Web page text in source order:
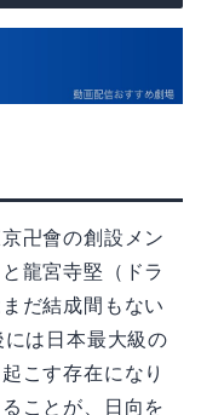
卍會の創設メン
龍宮寺堅（ドラ
だ結成間もない
は日本最大級の
こす存在になり
ことが、日向を